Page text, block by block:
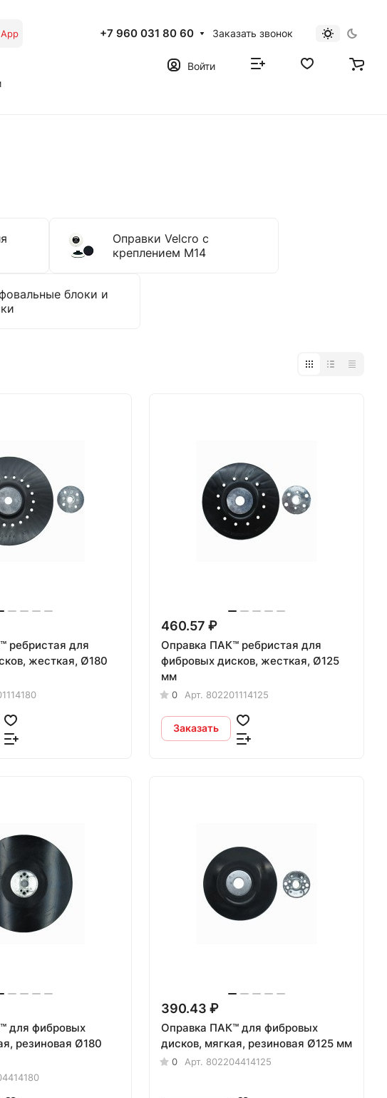
+7 960 031 80 60 Заказать звонок
Войти
Оправки Velcro с
креплением M14
блоки и
ребристая для
жесткая, Ø180
460.57 ₽
Оправка ПАК™ ребристая для
фибровых дисков, жесткая, Ø125
мм
0 Арт. 802201114125
Заказать
для фибровых
резиновая Ø180
390.43 ₽
Оправка ПАК™ для фибровых
дисков, мягкая, резиновая Ø125 мм
0 Арт. 802204414125